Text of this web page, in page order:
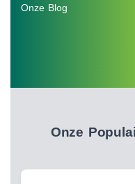
Onze Blog
Onze